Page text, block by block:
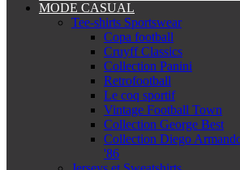
MODE CASUAL
Tee-shirts Sportswear
Copa football
Cruyff Classics
Collection Panini
Retrofootball
Le coq sportif
Vintage Football Town
Collection George Best
Collection Diego
'86